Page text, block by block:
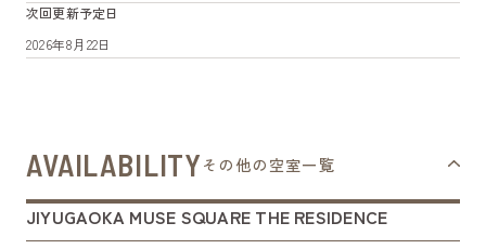
次回更新予定日
2026年8月22日
AVAILABILITY その他の空室一覧
JIYUGAOKA MUSE SQUARE THE RESIDENCE